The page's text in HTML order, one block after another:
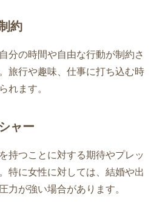
約
分の時間や自由な行動が制約さ
旅行や趣味、仕事に打ち込む時
れます。
ャー
持つことに対する期待やプレッ
特に女性に対しては、結婚や出
力が強い場合があります。